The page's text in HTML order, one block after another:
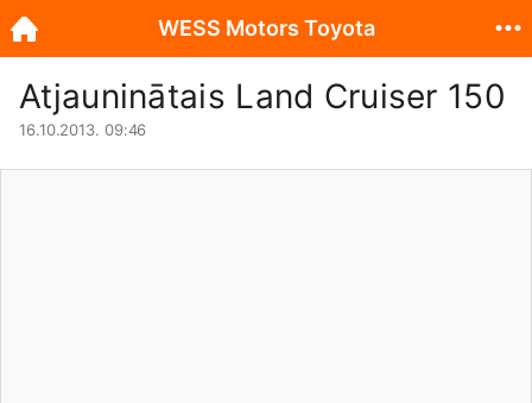
Atjauninātais Land Cruiser 150
16.10.2013. 09:46
WESS Motors Toyota